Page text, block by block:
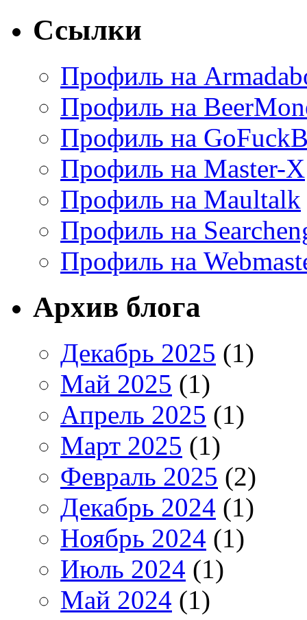
Ссылки
Профиль на
Профиль на
Профиль на
Профиль на Master-X
Профиль на Maultalk
Профиль на
Профиль на
Архив блога
Декабрь 2025 (1)
Май 2025 (1)
Апрель 2025 (1)
Март 2025 (1)
Февраль 2025 (2)
Декабрь 2024 (1)
Ноябрь 2024 (1)
Июль 2024 (1)
Май 2024 (1)